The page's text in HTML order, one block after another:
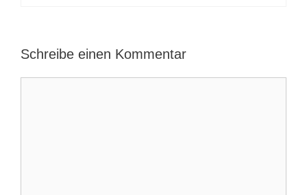
Schreibe einen Kommentar